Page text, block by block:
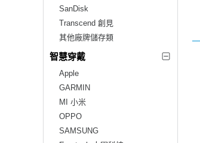
SanDisk
Transcend 創見
其他廠牌儲存類
智慧穿戴
Apple
GARMIN
MI 小米
OPPO
SAMSUNG